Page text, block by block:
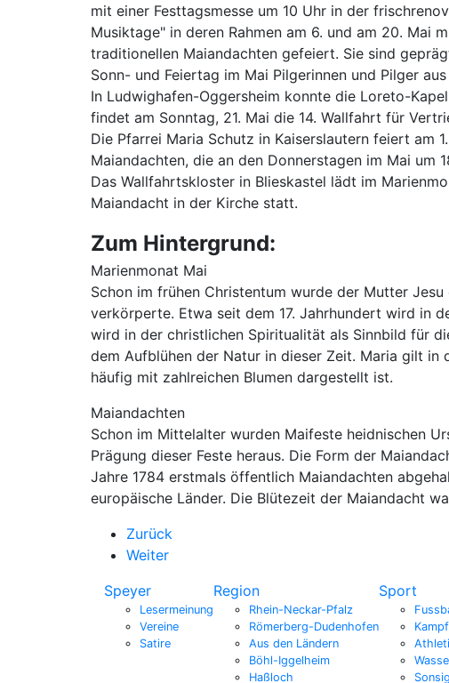
mit einer Festtagsmesse um 10 Uhr in der
Musiktage" in deren Rahmen am 6. und am 20. Mai
traditionellen Maiandachten gefeiert. Sie sind
Sonn- und Feiertag im Mai Pilgerinnen und Pilger
In Ludwighafen-Oggersheim konnte die Loreto-
findet am Sonntag, 21. Mai die 14. Wallfahrt für
Die Pfarrei Maria Schutz in Kaiserslautern feiert am
Maiandachten, die an den Donnerstagen im Mai um
Das Wallfahrtskloster in Blieskastel lädt im
Maiandacht in der Kirche statt.
Zum Hintergrund:
Marienmonat Mai
Schon im frühen Christentum wurde der Mutter
verkörperte. Etwa seit dem 17. Jahrhundert wird in
wird in der christlichen Spiritualität als Sinnbild für
dem Aufblühen der Natur in dieser Zeit. Maria gilt
häufig mit zahlreichen Blumen dargestellt ist.
Maiandachten
Schon im Mittelalter wurden Maifeste heidnischen
Prägung dieser Feste heraus. Die Form der
Jahre 1784 erstmals öffentlich Maiandachten
europäische Länder. Die Blütezeit der Maiandacht
Zurück
Weiter
Speyer
Lesermeinung
Vereine
Satire
Region
Rhein-Neckar-Pfalz
Römerberg-Dudenhofen
Aus den Ländern
Böhl-Iggelheim
Haßloch
Sport